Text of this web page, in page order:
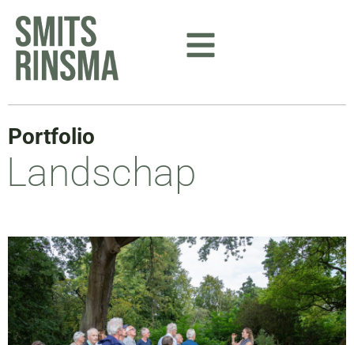
naar
inhoud
Portfolio
Landschap